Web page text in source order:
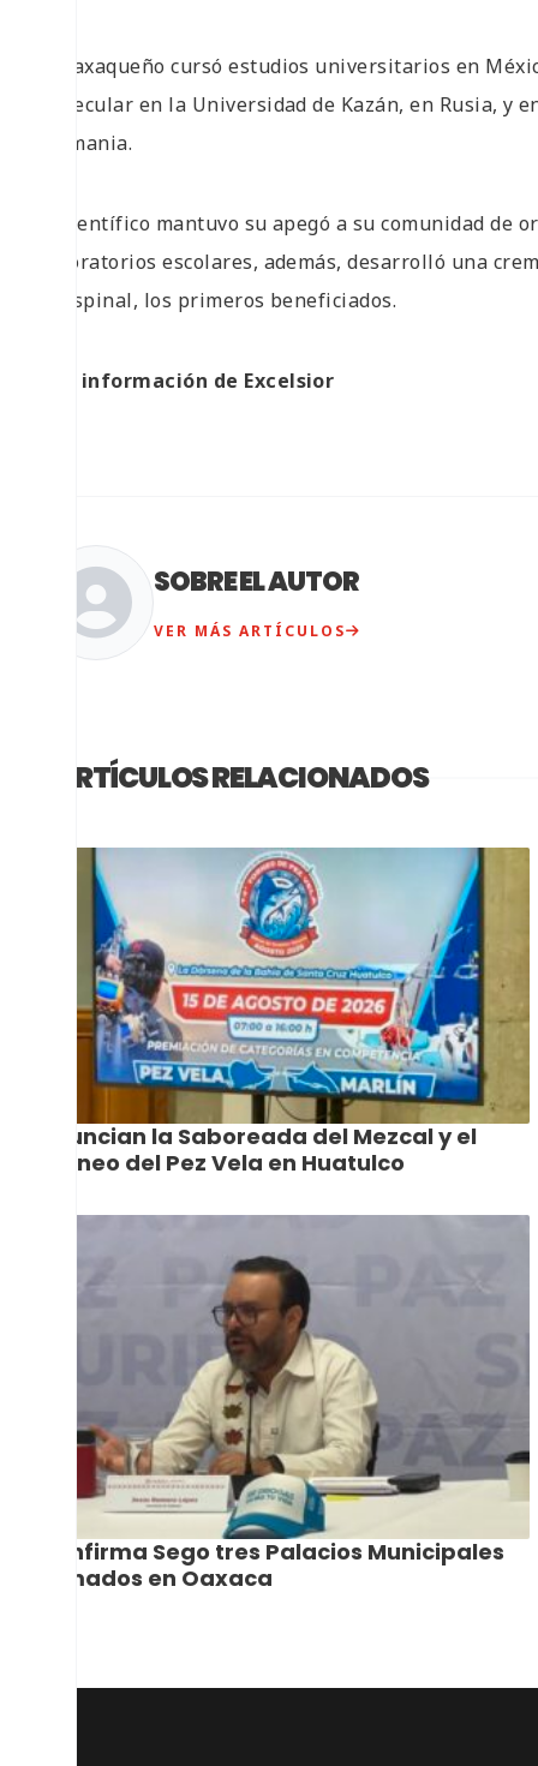
El oaxaqueño cursó estudios universitarios en
molecular en la Universidad de Kazán, en Rusia,
Alemania.
El científico mantuvo su apegó a su comunidad de
laboratorios escolares, además, desarrolló una
El Espinal, los primeros beneficiados.
Con información de Excelsior
SOBRE EL AUTOR
VER MÁS ARTÍCULOS
ARTÍCULOS RELACIONADOS
Anuncian la Saboreada del Mezcal y el
Torneo del Pez Vela en Huatulco
Confirma Sego tres Palacios Municipales
tomados en Oaxaca